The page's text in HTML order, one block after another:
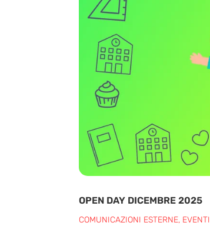
OPEN DAY DICEMBRE 2025
COMUNICAZIONI ESTERNE, EVENTI